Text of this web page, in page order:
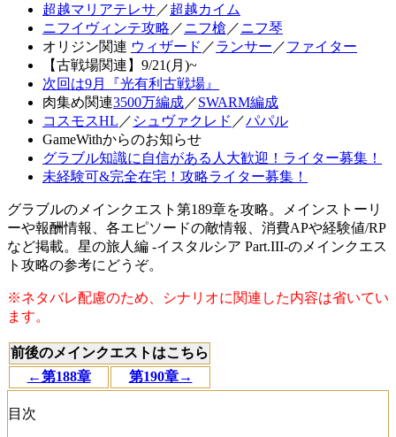
超越マリアテレサ ／超越カイム
ニフイヴィンテ攻略 ／ニフ槍 ／ニフ琴
オリジン関連 ウィザード ／ランサー ／ファイター
【古戦場関連】9/21(月)~
次回は9月『光有利古戦場』
肉集め関連3500万編成／SWARM編成
コスモスHL ／ シュヴァクレド ／パパル
GameWithからのお知らせ
グラブル知識に自信がある人大歓迎！ライター募集！
未経験可&完全在宅！攻略ライター募集！
グラブルのメインクエスト第189章を攻略。メインストーリ
ーや報酬情報、各エピソードの敵情報、消費APや経験値/RP
など掲載。星の旅人編 -イスタルシア Part.III-のメインクエス
ト攻略の参考にどうぞ。
※ネタバレ配慮のため、シナリオに関連した内容は省いてい
ます。
前後のメインクエストはこちら
←第188章
第190章→
目次